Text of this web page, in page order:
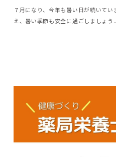
７月になり、今年も暑い日が続いて
え、暑い季節も安全に過ごしましょう